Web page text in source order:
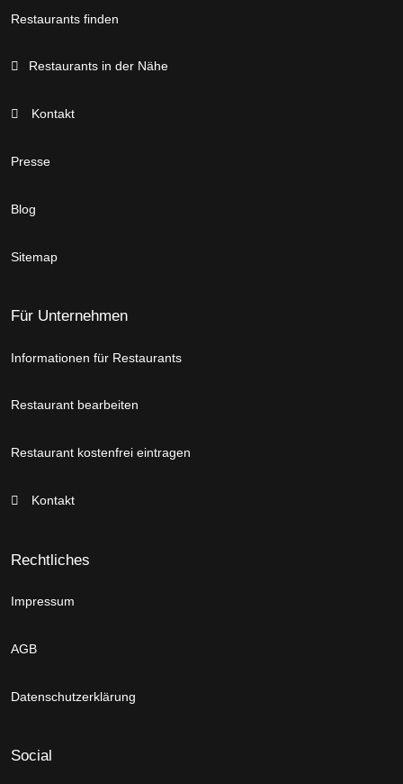
Restaurants finden
Restaurants in der Nähe
Kontakt
Presse
Blog
Sitemap
Für Unternehmen
Informationen für Restaurants
Restaurant bearbeiten
Restaurant kostenfrei eintragen
Kontakt
Rechtliches
Impressum
AGB
Datenschutzerklärung
Social